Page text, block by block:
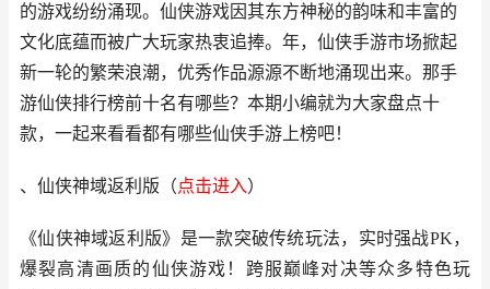
的游戏纷纷涌现。仙侠游戏因其东方神秘的韵味和丰富的
文化底蕴而被广大玩家热衷追捧。年，仙侠手游市场掀起
新一轮的繁荣浪潮，优秀作品源源不断地涌现出来。那手
游仙侠排行榜前十名有哪些？本期小编就为大家盘点十
款，一起来看看都有哪些仙侠手游上榜吧！
、仙侠神域返利版（点击进 入）
《仙侠神域返利版》是一款突破传统玩法，实时强战PK，
爆裂高清画质的仙侠游戏！跨服巅峰对决等众多特色玩